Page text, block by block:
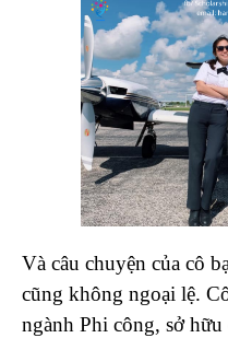
Và câu chuyện của cô
cũng không ngoại lệ.
ngành Phi công, sở